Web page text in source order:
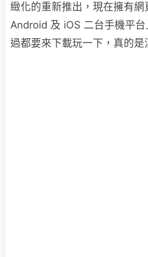
緻化的重新推出，現在擁有
Android 及 iOS 二台手機平
過都要來下載玩一下，真的是